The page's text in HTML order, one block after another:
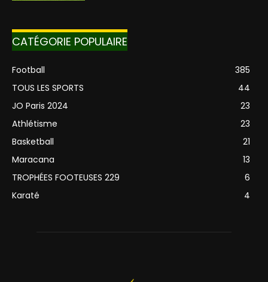
CATÉGORIE POPULAIRE
Football
385
TOUS LES SPORTS
44
JO Paris 2024
23
Athlétisme
23
Basketball
21
Maracana
13
TROPHÉES FOOTEUSES 229
6
Karaté
4